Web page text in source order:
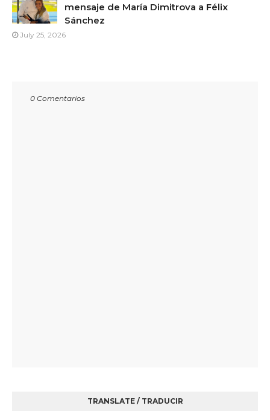
mensaje de María Dimitrova a Félix
Sánchez
July 25, 2026
0 Comentarios
TRANSLATE / TRADUCIR